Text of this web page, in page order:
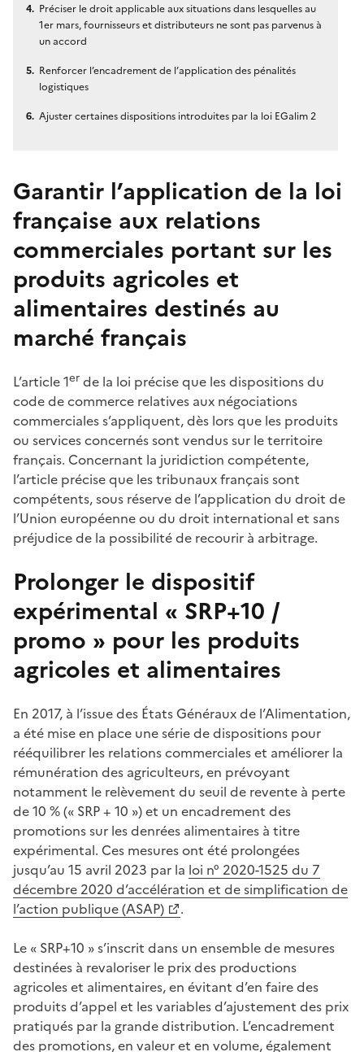
Préciser le droit applicable aux situations dans lesquelles au
1er mars, fournisseurs et distributeurs ne sont pas parvenus à
un accord
Renforcer l’encadrement de l’application des pénalités
logistiques
Ajuster certaines dispositions introduites par la loi EGalim 2
Garantir l’application de la loi
française aux relations
commerciales portant sur les
produits agricoles et
alimentaires destinés au
marché français
L’article 1er de la loi précise que les dispositions du
code de commerce relatives aux négociations
commerciales s’appliquent, dès lors que les produits
ou services concernés sont vendus sur le territoire
français. Concernant la juridiction compétente,
l’article précise que les tribunaux français sont
compétents, sous réserve de l’application du droit de
l’Union européenne ou du droit international et sans
préjudice de la possibilité de recourir à arbitrage.
Prolonger le dispositif
expérimental « SRP+10 /
promo » pour les produits
agricoles et alimentaires
En 2017, à l’issue des États Généraux de l’Alimentation,
a été mise en place une série de dispositions pour
rééquilibrer les relations commerciales et améliorer la
rémunération des agriculteurs, en prévoyant
notamment le relèvement du seuil de revente à perte
de 10 % (« SRP + 10 ») et un encadrement des
promotions sur les denrées alimentaires à titre
expérimental. Ces mesures ont été prolongées
jusqu’au 15 avril 2023 par la loi n° 2020-1525 du 7
décembre 2020 d’accélération et de simplification de
l’action publique (ASAP)
.
Le « SRP+10 » s’inscrit dans un ensemble de mesures
destinées à revaloriser le prix des productions
agricoles et alimentaires, en évitant d’en faire des
produits d’appel et les variables d’ajustement des prix
pratiqués par la grande distribution. L’encadrement
des promotions, en valeur et en volume, également